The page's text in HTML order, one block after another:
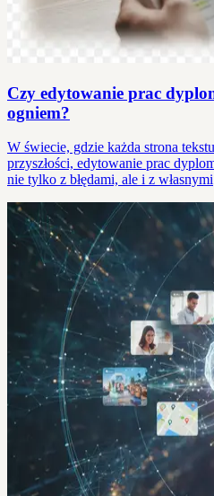
Czy edytowanie prac
ogniem?
W świecie, gdzie każda strona
przyszłości, edytowanie prac
nie tylko z błędami, ale i z własnymi